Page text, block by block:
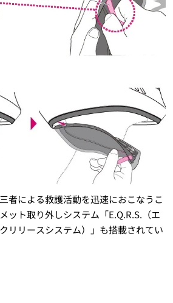
者による救護活動を迅速におこなうこ
ット取り外しシステム「E.Q.R.S.（エ
リリースシステム）」も搭載されてい